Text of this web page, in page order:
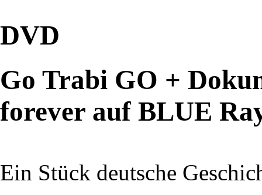
DVD
Go Trabi GO +
forever auf BLUE
Ein Stück deutsche